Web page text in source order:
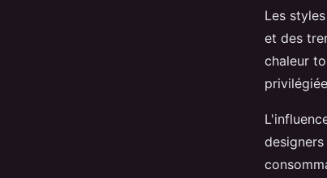
Les
et des
chaleur